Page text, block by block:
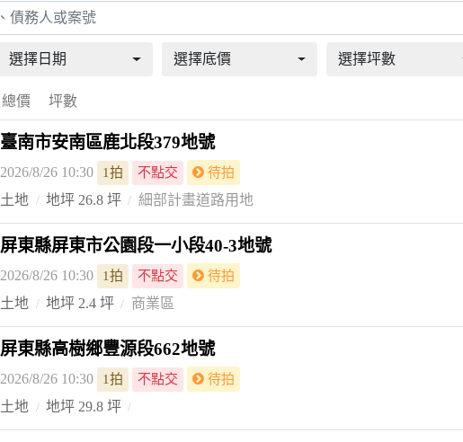
選擇日期 選擇底價 選擇坪數
總價 坪數
臺南市安南區鹿北段379地號
2026/8/26 10:30 1拍 不點交 待拍
土地 地坪 26.8 坪 細部計畫道路用地
屏東縣屏東市公園段一小段40-3地號
2026/8/26 10:30 1拍 不點交 待拍
土地 地坪 2.4 坪 商業區
屏東縣高樹鄉豐源段662地號
2026/8/26 10:30 1拍 不點交 待拍
土地 地坪 29.8 坪